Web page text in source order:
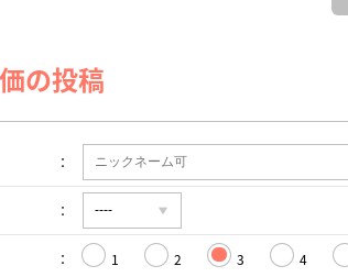
の投稿
1 2 3 4